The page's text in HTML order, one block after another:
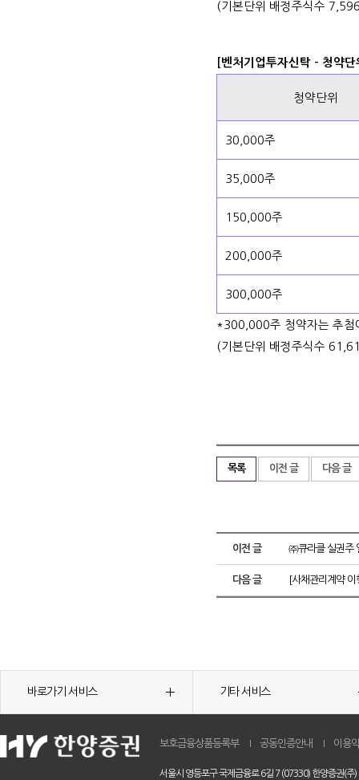
(기본단위 배정주식수
[벤처기업투자신탁 - 청약
청약단위
30,000주
35,000주
150,000주
200,000주
300,000주
*300,000주 청약자는 추첨
(기본단위 배정주식수
목록 이전 글 다음 글
이전 글 ㈜큐라클 실권주
다음 글 [사채관리계약
바로가기 서비스 기타 서비스
보호금융상품등록부 공동인증안내 이용
서울시 영등포구 국제금융로 6길 7 (07330) 한양증권(주)